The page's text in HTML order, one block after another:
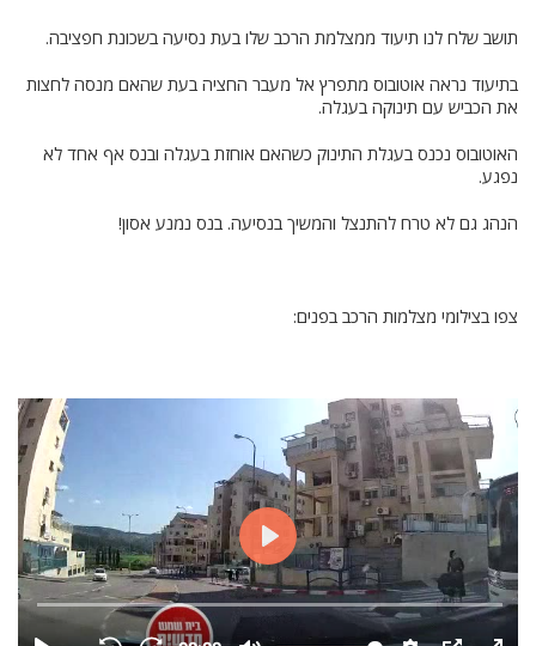
תושב שלח לנו תיעוד ממצלמת הרכב שלו בעת נסיעה בשכונת חפציבה.
בתיעוד נראה אוטובוס מתפרץ אל מעבר החציה בעת שהאם מנסה לחצות
את הכביש עם תינוקה בעגלה.
האוטובוס נכנס בעגלת התינוק כשהאם אוחזת בעגלה ובנס אף אחד לא
נפגע.
הנהג גם לא טרח להתנצל והמשיך בנסיעה. בנס נמנע אסון!
צפו בצילומי מצלמות הרכב בפנים: